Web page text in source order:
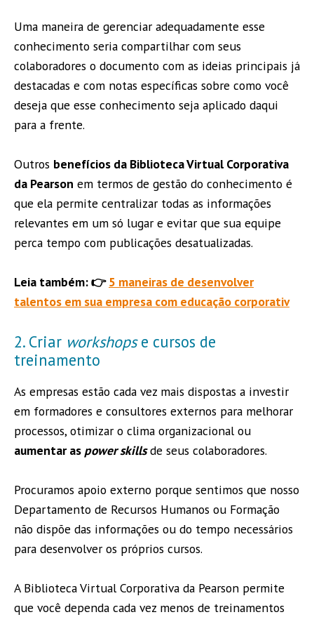
Uma maneira de gerenciar adequadamente esse
conhecimento seria compartilhar com seus
colaboradores o documento com as ideias principais já
destacadas e com notas específicas sobre como você
deseja que esse conhecimento seja aplicado daqui
para a frente.
Outros benefícios da Biblioteca Virtual Corporativa
da Pearson em termos de gestão do conhecimento é
que ela permite centralizar todas as informações
relevantes em um só lugar e evitar que sua equipe
perca tempo com publicações desatualizadas.
Leia também: 👉5 maneiras de desenvolver
talentos em sua empresa com educação corporativ
2. Criar workshopse cursos de
treinamento
As empresas estão cada vez mais dispostas a investir
em formadores e consultores externos para melhorar
processos, otimizar o clima organizacional ou
aumentar as power skillsde seus colaboradores.
Procuramos apoio externo porque sentimos que nosso
Departamento de Recursos Humanos ou Formação
não dispõe das informações ou do tempo necessários
para desenvolver os próprios cursos.
A Biblioteca Virtual Corporativa da Pearson permite
que você dependa cada vez menos de treinamentos